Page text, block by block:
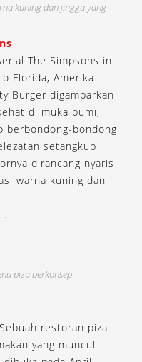
kuning dan jingga yang
The Simpsons ini
Florida, Amerika
Burger digambarkan
di muka bumi,
berbondong-bondong
setangkup
dirancang nyaris
warna kuning dan
.
piza berkonsep
restoran piza
yang muncul